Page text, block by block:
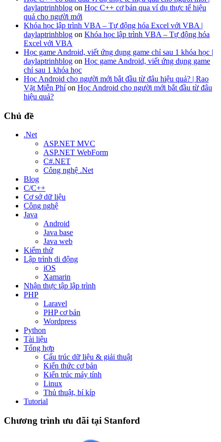
daylaptrinhblog on Học C++ cơ bản qua ví dụ thực tế hiệu
quả cho người mới
Khóa học lập trình VBA – Tự động hóa Excel với VBA |
daylaptrinhblog on Khóa học lập trình VBA – Tự động hóa
Excel với VBA
Học game Android, viết ứng dụng game chỉ sau 1 khóa học |
daylaptrinhblog on Học game Android, viết ứng dụng game
chỉ sau 1 khóa học
Học Android cho người mới bắt đầu từ đâu hiệu quả? | Rao
Vặt Miễn Phíon Học Android cho người mới bắt đầu từ đâu
hiệu quả?
Chủ đề
.Net
ASP.NET MVC
ASP.NET WebForm
C#.NET
Công nghệ .Net
Blog
C/C++
Cơ sở dữ liệu
Công nghệ
Java
Android
Java base
Java web
Kiểm thử
Lập trình di động
iOS
Xamarin
Nhận thực tập lập trình
PHP
Laravel
PHP cơ bản
Wordpress
Python
Tài liệu
Tổng hợp
Cấu trúc dữ liệu & giải thuật
Kiến thức cơ bản
Kiến trúc máy tính
Linux
Thủ thuật, bí kíp
Tutorial
Chương trình ưu đãi tại Stanford